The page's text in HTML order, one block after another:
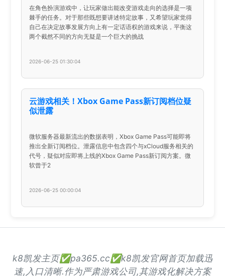
在角色扮演游戏中，让玩家做出能改变游戏走向的选择是一项
棘手的任务。对于那些既想要讲述特定故事，又希望玩家觉得
自己在决定故事发展方向上有一定话语权的游戏来说，平衡这
两个截然不同的方向无疑是一个巨大的挑战
2026-06-25 01:30:04
云游戏相关！Xbox Game Pass新订阅档位疑
似泄露
微软服务器最新流出的数据表明，Xbox Game Pass可能即将
推出全新订阅档位。泄露信息中包含四个与xCloud服务相关的
代号，疑似对应即将上线的Xbox Game Pass新订阅方案。微
软曾于2
2026-06-25 00:00:04
k8凯发主页✅pa365.cc✅k8凯发官网首页加载迅
速,入口清晰.作为严肃游戏公司,其游戏化解决方案